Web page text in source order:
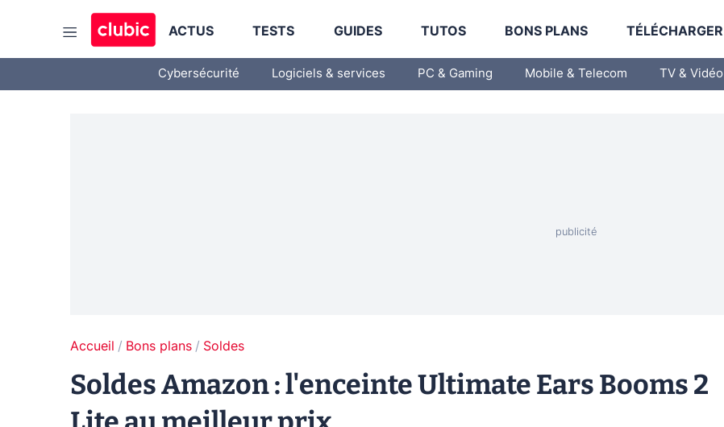
ACTUS TESTS GUIDES TUTOS BONS PLANS TÉLÉCHARGER
Cybersécurité Logiciels & services PC & Gaming Mobile & Telecom TV & Vidéo
Accueil Bons plans Soldes
Soldes Amazon : l'enceinte Ultimate Ears Booms 2